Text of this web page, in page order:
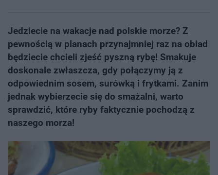
Jedziecie na wakacje nad polskie morze? Z
pewnością w planach przynajmniej raz na obiad
będziecie chcieli zjeść pyszną rybę! Smakuje
doskonale zwłaszcza, gdy połączymy ją z
odpowiednim sosem, surówką i frytkami. Zanim
jednak wybierzecie się do smażalni, warto
sprawdzić, które ryby faktycznie pochodzą z
naszego morza!